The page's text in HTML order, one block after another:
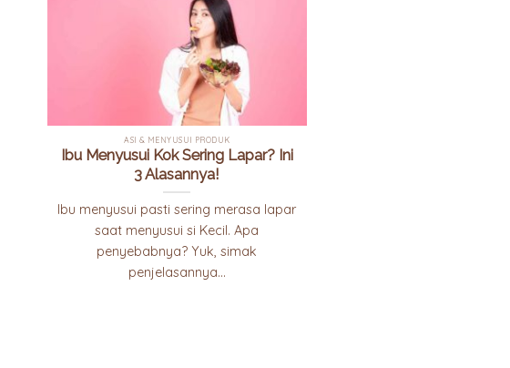
ASI & MENYUSUI PRODUK
Ibu Menyusui Kok Sering Lapar? Ini
3 Alasannya!
Ibu menyusui pasti sering merasa lapar
saat menyusui si Kecil. Apa
penyebabnya? Yuk, simak
penjelasannya...